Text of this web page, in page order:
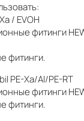
/ EVOH
фитинги
фитинги.
PE-Xa/Al/PE-RT
фитинги
фитинги.